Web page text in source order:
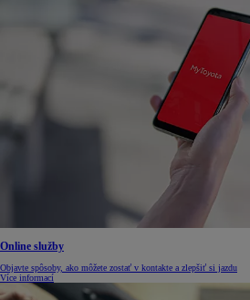
Online služby
Objavte spôsoby, ako môžete zostať v kontakte a zlepšiť si jazdu
Více informací